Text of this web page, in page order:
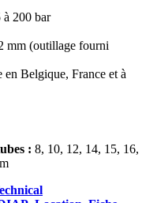
à 200 bar
mm (outillage fourni
Belgique, France et à
: 8, 10, 12, 14, 15, 16,